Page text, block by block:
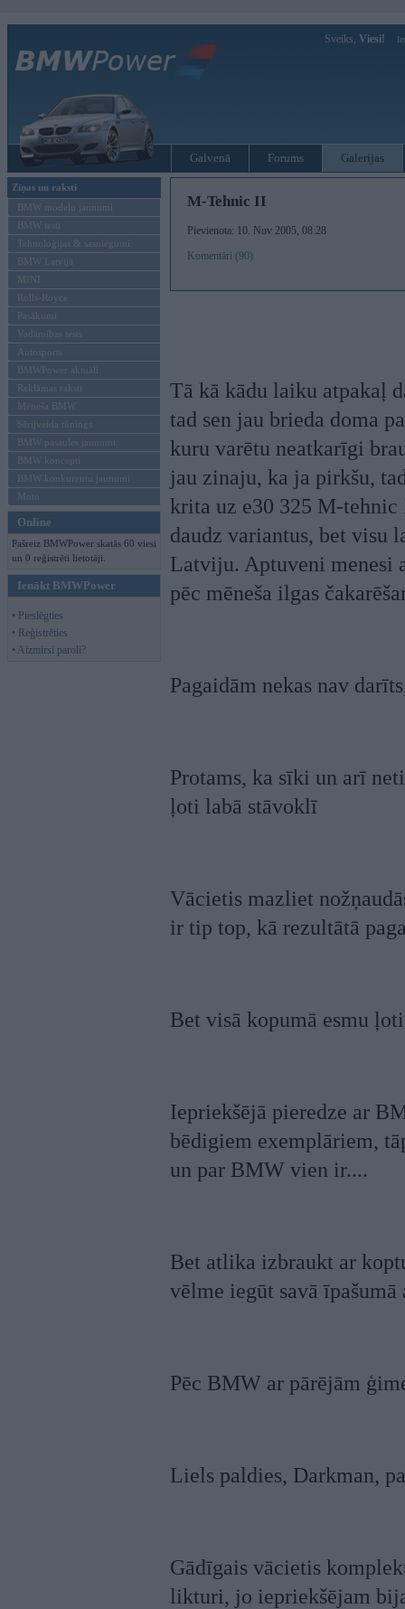
Sveiks, Viesi!
Galvenā Forums Galerijas
Ziņas un raksti
BMW modeļu jaunumi
BMW testi
Tehnoloģijas & sasniegumi
BMW Latvijā
MINI
Rolls-Royce
Pasākumi
Vadāmības tests
Autosports
BMWPower aktuāli
Reklāmas raksti
Mēneša BMW
Sērijveida tūnings
BMW pasaules jaunumi
BMW koncepti
BMW konkurentu jaunumi
Moto
Online
Pašreiz BMWPower skatās 60 viesi
un 0 reģistrēti lietotāji.
Ienākt BMWPower
• Pieslēgties
• Reģistrēties
• Aizmirsi paroli?
M-Tehnic II
Pievienota: 10. Nov 2005, 08:28
Komentāri (90)
Tā kā kādu laiku atpakaļ
tad sen jau brieda doma
kuru varētu neatkarīgi
jau zinaju, ka ja pirkšu,
krita uz e30 325 M-
daudz variantus, bet visu
Latviju. Aptuveni menesi
pēc mēneša ilgas
Pagaidām nekas nav
Protams, ka sīki un arī
ļoti labā stāvoklī
Vācietis mazliet
ir tip top, kā rezultātā
Bet visā kopumā esmu
Iepriekšējā pieredze ar
bēdigiem exemplāriem,
un par BMW vien ir....
Bet atlika izbraukt ar
vēlme iegūt savā
Pēc BMW ar pārējām
Liels paldies, Darkman,
Gādīgais vācietis
likturi, jo iepriekšējam